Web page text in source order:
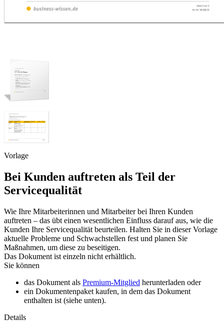
Vorlage
Bei Kunden auftreten als Teil der
Servicequalität
Wie Ihre Mitarbeiterinnen und Mitarbeiter bei Ihren Kunden
auftreten – das übt einen wesentlichen Einfluss darauf aus, wie die
Kunden Ihre Servicequalität beurteilen. Halten Sie in dieser Vorlage
aktuelle Probleme und Schwachstellen fest und planen Sie
Maßnahmen, um diese zu beseitigen.
Das Dokument ist einzeln nicht erhältlich.
Sie können
das Dokument als Premium-Mitglied herunterladen oder
ein Dokumentenpaket kaufen, in dem das Dokument
enthalten ist (siehe unten).
Details